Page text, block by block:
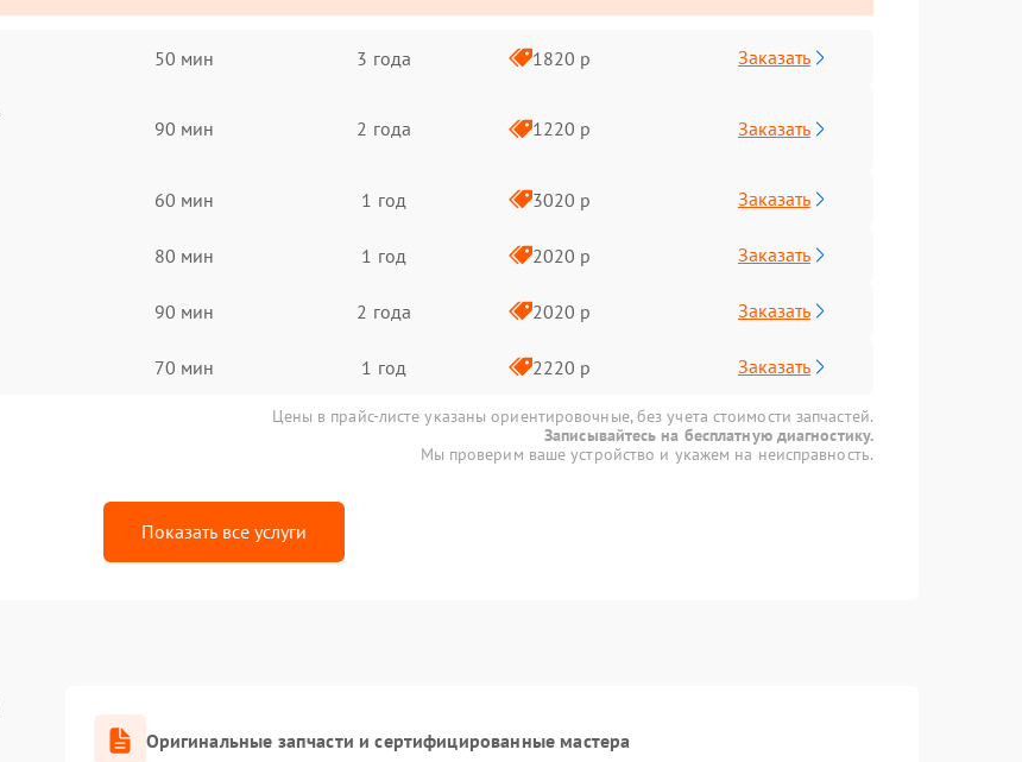
50 мин 3 года 1820 р Заказать
90 мин 2 года 1220 р Заказать
60 мин 1 год 3020 р Заказать
80 мин 1 год 2020 р Заказать
90 мин 2 года 2020 р Заказать
70 мин 1 год 2220 р Заказать
Цены в прайс-листе указаны ориентировочные, без учета стоимости запчастей.
Записывайтесь на бесплатную диагностику.
Мы проверим ваше устройство и укажем на неисправность.
Показать все услуги
Оригинальные запчасти и сертифицированные мастера